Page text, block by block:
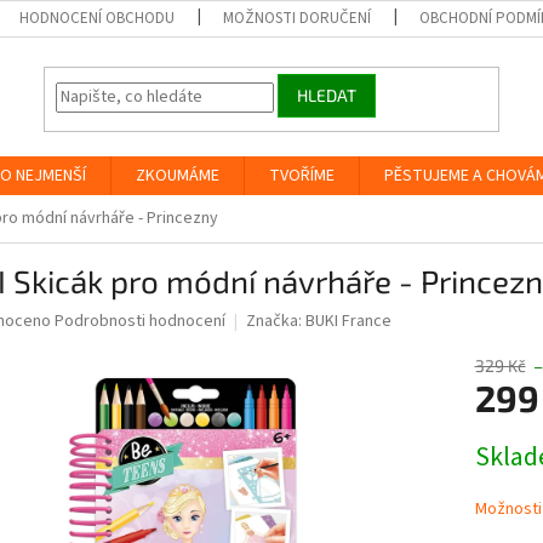
HODNOCENÍ OBCHODU MOŽNOSTI DORUČENÍ OBCHODNÍ
HLEDAT
NEJMENŠÍ ZKOUMÁME TVOŘÍME PĚSTUJEME A
módní návrháře - Princezny
Skicák pro módní návrháře -
Podrobnosti hodnocení Značka: BUKI France
329 Kč
cena: